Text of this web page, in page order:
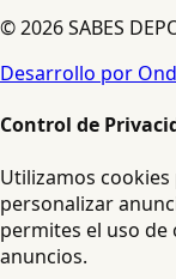
© 2026 SABES
Desarrollo por
Control de
Utilizamos
personalizar
permites el uso de
anuncios.